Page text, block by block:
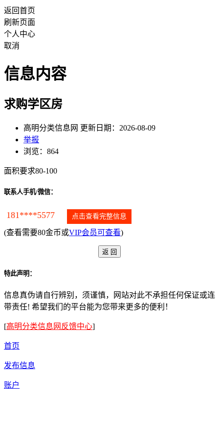
返回首页
刷新页面
个人中心
取消
信息内容
求购学区房
高明分类信息网 更新日期：2026-08-09
举报
浏览：864
面积要求80-100
联系人手机/微信：
181****5577 点击查看完整信息
(查看需要80金币或VIP会员可查看)
特此声明：
信息真伪请自行辨别，须谨慎，网站对此不承担任何保证或连
带责任! 希望我们的平台能为您带来更多的便利！
[高明分类信息网反馈中心]
首页
发布信息
账户